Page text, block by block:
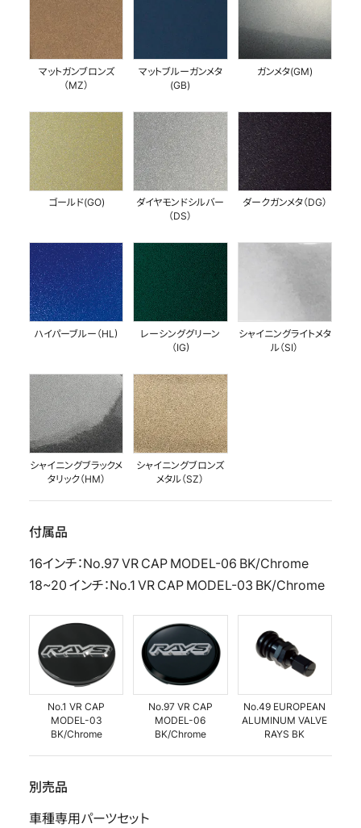
マットガンブロンズ
（MZ）
マットブルーガンメタ
(GB)
ガンメタ(GM)
ゴールド(GO)
ダイヤモンドシルバー
（DS）
ダークガンメタ（DG）
ハイパーブルー（HL)
レーシンググリーン
（IG)
シャイニングライトメタ
ル（SI）
シャイニングブラックメ
タリック（HM）
シャイニングブロンズ
メタル（SZ）
付属品
16インチ：No.97 VR CAP MODEL-06 BK/Chrome
18~20 インチ：No.1 VR CAP MODEL-03 BK/Chrome
No.1 VR CAP
MODEL-03
BK/Chrome
No.97 VR CAP
MODEL-06
BK/Chrome
No.49 EUROPEAN
ALUMINUM VALVE
RAYS BK
別売品
車種専用パーツセット